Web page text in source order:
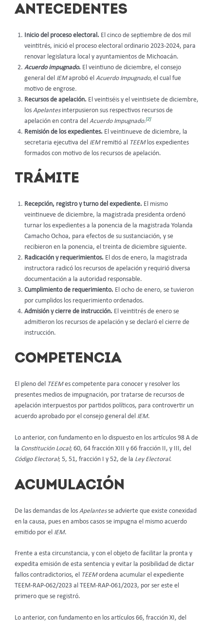
ANTECEDENTES
Inicio del proceso electoral. El cinco de septiembre de dos mil
veintitrés, inició el proceso electoral ordinario 2023-2024, para
renovar legislatura local y ayuntamientos de Michoacán.
Acuerdo impugnado. El veintiuno de diciembre, el consejo
general del IEMaprobó el Acuerdo Impugnado, el cual fue
motivo de engrose.
Recursos de apelación. El veintiséis y el veintisiete de diciembre,
los Apelantesinterpusieron sus respectivos recursos de
apelación en contra del Acuerdo Impugnado.[2]
Remisión de los expedientes. El veintinueve de diciembre, la
secretaria ejecutiva del IEMremitió al TEEM los expedientes
formados con motivo de los recursos de apelación.
TRÁMITE
Recepción, registro y turno del expediente. El mismo
veintinueve de diciembre, la magistrada presidenta ordenó
turnar los expedientes a la ponencia de la magistrada Yolanda
Camacho Ochoa, para efectos de su sustanciación, y se
recibieron en la ponencia, el treinta de diciembre siguiente.
Radicación y requerimientos. El dos de enero, la magistrada
instructora radicó los recursos de apelación y requirió diversa
documentación a la autoridad responsable.
Cumplimiento de requerimiento. El ocho de enero, se tuvieron
por cumplidos los requerimiento ordenados.
Admisión y cierre de instrucción. El veintitrés de enero se
admitieron los recursos de apelación y se declaró el cierre de
instrucción.
COMPETENCIA
El pleno del TEEMes competente para conocer y resolver los
presentes medios de impugnación, por tratarse de recursos de
apelación interpuestos por partidos políticos, para controvertir un
acuerdo aprobado por el consejo general del IEM.
Lo anterior, con fundamento en lo dispuesto en los artículos 98 A de
la Constitución Local; 60, 64 fracción XIII y 66 fracción II, y III, del
Código Electoral; 5, 51, fracción I y 52, de la Ley Electoral.
ACUMULACIÓN
De las demandas de los Apelantesse advierte que existe conexidad
en la causa, pues en ambos casos se impugna el mismo acuerdo
emitido por el IEM.
Frente a esta circunstancia, y con el objeto de facilitar la pronta y
expedita emisión de esta sentencia y evitar la posibilidad de dictar
fallos contradictorios, el
TEEMordena acumular el expediente
TEEM-RAP-062/2023 al TEEM-RAP-061/2023, por ser este el
primero que se registró.
Lo anterior, con fundamento en los artículos 66, fracción XI, del